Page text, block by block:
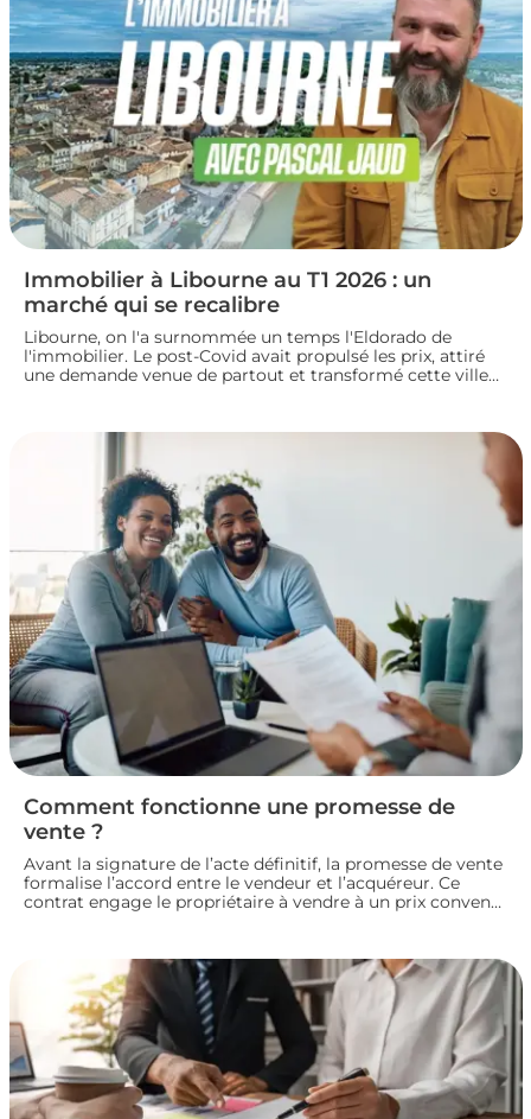
Immobilier à Libourne au T1 2026 : un
marché qui se recalibre
Libourne, on l'a surnommée un temps l'Eldorado de
l'immobilier. Le post-Covid avait propulsé les prix, attiré
une demande venue de partout et transformé cette ville
Comment fonctionne une promesse de
vente ?
Avant la signature de l’acte définitif, la promesse de vente
formalise l’accord entre le vendeur et l’acquéreur. Ce
contrat engage le propriétaire à vendre à un prix convenu
et droit de rétractation, analysons le fonctionnement réel
de cette étape clé d’une transaction immobilière.